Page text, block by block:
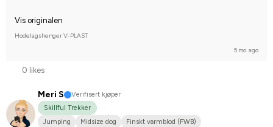
Vis originalen
Hodelagshenger V-PLAST
5 mo. ago
0 likes
Meri S
Verifisert kjøper
Skillful Trekker
Jumping
Midsize dog
Finskt varmblod (FWB)